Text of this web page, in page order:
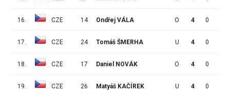
16. CZE 14 Ondřej VÁLA O 4 0
17. CZE 24 Tomáš ŠMERHA U 4 0
18. CZE 17 Daniel NOVÁK O 4 0
19. CZE 26 Matyáš KAČÍREK U 4 0